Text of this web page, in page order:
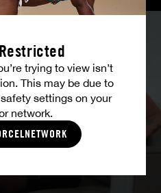
trying to view isn’t
This may be due to
settings on your
network.